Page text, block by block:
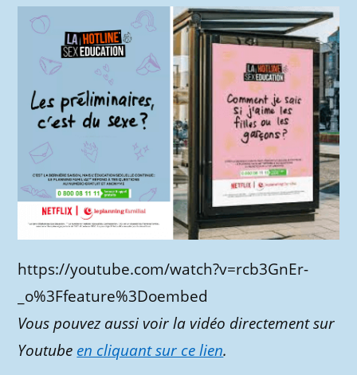
https://youtube.com/watch?v=rcb3GnEr-
_o%3Ffeature%3Doembed
Vous pouvez aussi voir la vidéo directement sur
Youtube en cliquant sur ce lien.